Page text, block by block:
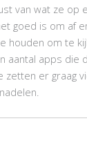
van wat ze op
goed is om af
houden om te
aantal apps die
zetten er graag